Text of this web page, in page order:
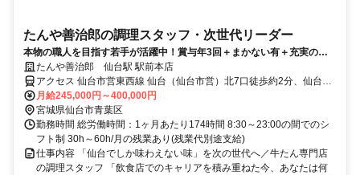
たんや善治郎の調理スタッフ・次世代リーダー
本物の職人を目指す若手が活躍中！賞与年3回＋まかない有＋充実の手
当！あなたのアイデアが善治郎の未来に繋がります！
たんや善治郎 仙台駅 駅前本店
アクセス 仙台市営東西線 仙台（仙台市営）北7口徒歩約2分、仙台市
営南北線 仙台（仙台市営）北7口徒歩約2分、ＪＲ東北新幹線 仙台西
口徒歩約3分
月給245,000円～400,000円
宮城県仙台市青葉区
勤務時間 総労働時間：1ヶ月あたり174時間 8:30～23:00の間でのシ
フト制 30h～60h/月の残業あり(残業代別途支給)
仕事内容 「仙台でしか味わえない味」を次の世代へ／牛たん専門店
の調理スタッフ 「飲食店でのキャリアを積み重ねた今、あなたは何